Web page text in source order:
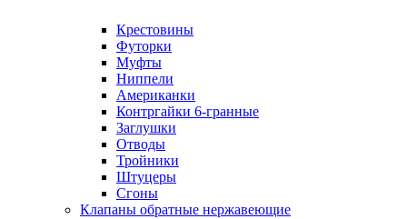
Крестовины
Футорки
Муфты
Ниппели
Американки
Контргайки 6-гранные
Заглушки
Отводы
Тройники
Штуцеры
Сгоны
Клапаны обратные нержавеющие